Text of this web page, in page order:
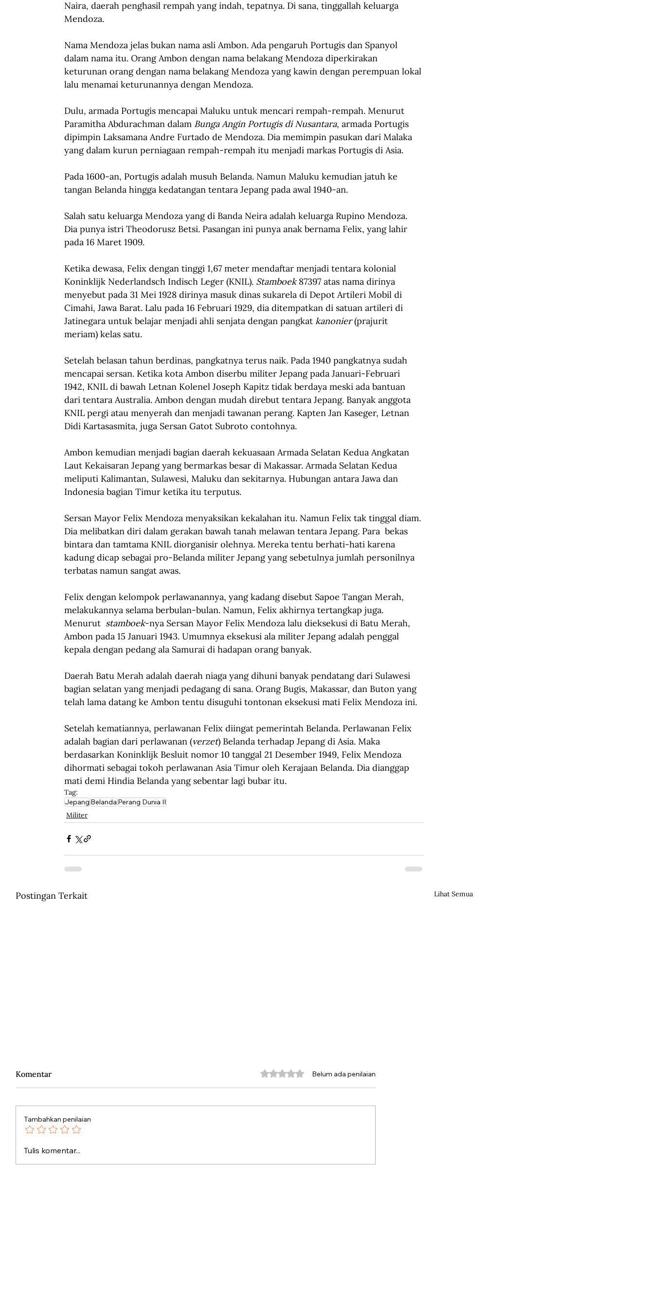
Naira, daerah penghasil rempah yang indah, tepatnya. Di sana, tinggallah keluarga
Mendoza.
Nama Mendoza jelas bukan nama asli Ambon. Ada pengaruh Portugis dan Spanyol
dalam nama itu. Orang Ambon dengan nama belakang Mendoza diperkirakan
keturunan orang dengan nama belakang Mendoza yang kawin dengan perempuan lokal
lalu menamai keturunannya dengan Mendoza.
Dulu, armada Portugis mencapai Maluku untuk mencari rempah-rempah. Menurut
Paramitha Abdurachman dalam Bunga Angin Portugis di Nusantara, armada Portugis
dipimpin Laksamana Andre Furtado de Mendoza. Dia memimpin pasukan dari Malaka
yang dalam kurun perniagaan rempah-rempah itu menjadi markas Portugis di Asia.
Pada 1600-an, Portugis adalah musuh Belanda. Namun Maluku kemudian jatuh ke
tangan Belanda hingga kedatangan tentara Jepang pada awal 1940-an.
Salah satu keluarga Mendoza yang di Banda Neira adalah keluarga Rupino Mendoza.
Dia punya istri Theodorusz Betsi. Pasangan ini punya anak bernama Felix, yang lahir
pada 16 Maret 1909.
Ketika dewasa, Felix dengan tinggi 1,67 meter mendaftar menjadi tentara kolonial
Koninklijk Nederlandsch Indisch Leger (KNIL). Stamboek 87397 atas nama dirinya
menyebut pada 31 Mei 1928 dirinya masuk dinas sukarela di Depot Artileri Mobil di
Cimahi, Jawa Barat. Lalu pada 16 Februari 1929, dia ditempatkan di satuan artileri di
Jatinegara untuk belajar menjadi ahli senjata dengan pangkat kanonier (prajurit
meriam) kelas satu.
Setelah belasan tahun berdinas, pangkatnya terus naik. Pada 1940 pangkatnya sudah
mencapai sersan. Ketika kota Ambon diserbu militer Jepang pada Januari-Februari
1942, KNIL di bawah Letnan Kolenel Joseph Kapitz tidak berdaya meski ada bantuan
dari tentara Australia. Ambon dengan mudah direbut tentara Jepang. Banyak anggota
KNIL pergi atau menyerah dan menjadi tawanan perang. Kapten Jan Kaseger, Letnan
Didi Kartasasmita, juga Sersan Gatot Subroto contohnya.
Ambon kemudian menjadi bagian daerah kekuasaan Armada Selatan Kedua Angkatan
Laut Kekaisaran Jepang yang bermarkas besar di Makassar. Armada Selatan Kedua
meliputi Kalimantan, Sulawesi, Maluku dan sekitarnya. Hubungan antara Jawa dan
Indonesia bagian Timur ketika itu terputus.
Sersan Mayor Felix Mendoza menyaksikan kekalahan itu. Namun Felix tak tinggal diam.
Dia melibatkan diri dalam gerakan bawah tanah melawan tentara Jepang. Para  bekas
bintara dan tamtama KNIL diorganisir olehnya. Mereka tentu berhati-hati karena
kadung dicap sebagai pro-Belanda militer Jepang yang sebetulnya jumlah personilnya
terbatas namun sangat awas.
Felix dengan kelompok perlawanannya, yang kadang disebut Sapoe Tangan Merah,
melakukannya selama berbulan-bulan. Namun, Felix akhirnya tertangkap juga.
Menurut stamboek-nya Sersan Mayor Felix Mendoza lalu dieksekusi di Batu Merah,
Ambon pada 15 Januari 1943. Umumnya eksekusi ala militer Jepang adalah penggal
kepala dengan pedang ala Samurai di hadapan orang banyak.
Daerah Batu Merah adalah daerah niaga yang dihuni banyak pendatang dari Sulawesi
bagian selatan yang menjadi pedagang di sana. Orang Bugis, Makassar, dan Buton yang
telah lama datang ke Ambon tentu disuguhi tontonan eksekusi mati Felix Mendoza ini.
Setelah kematiannya, perlawanan Felix diingat pemerintah Belanda. Perlawanan Felix
adalah bagian dari perlawanan (verzet) Belanda terhadap Jepang di Asia. Maka
berdasarkan Koninklijk Besluit nomor 10 tanggal 21 Desember 1949, Felix Mendoza
dihormati sebagai tokoh perlawanan Asia Timur oleh Kerajaan Belanda. Dia dianggap
mati demi Hindia Belanda yang sebentar lagi bubar itu.
Tag:
JepangBelandaPerang Dunia II
Militer
Postingan Terkait Lihat Semua
Dari Srebrenica ke Palestina
Moestopo
Murid Sjahrir Jadi Pengikut
Komentar Dinilai 0 dari 5 bintang.
Belum ada penilaian
Tambahkan penilaian
Tulis komentar...